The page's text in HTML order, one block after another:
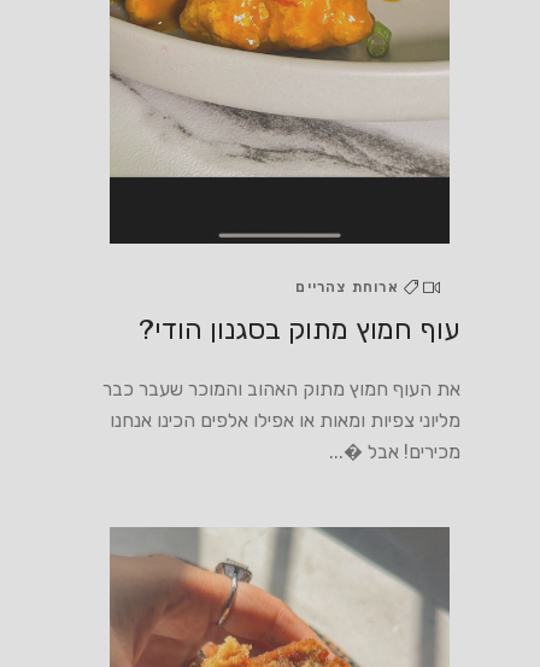
ארוחת צהריים
עוף חמוץ מתוק בסגנון הודי?
את העוף חמוץ מתוק האהוב והמוכר שעבר כבר
מליוני צפיות ומאות או אפילו אלפים הכינו אנחנו
מכירים! אבל �...